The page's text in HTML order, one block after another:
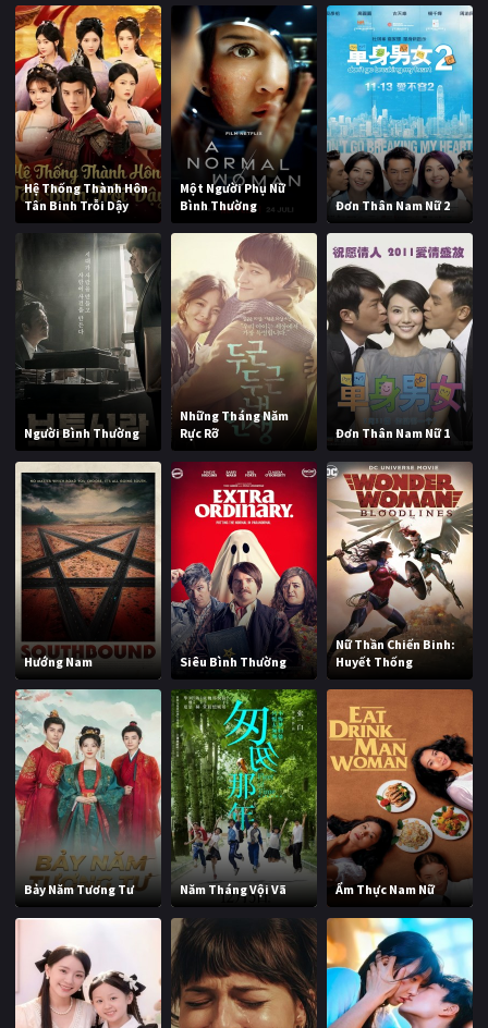
Hệ Thống Thành Hôn
Tân Binh Trỗi Dậy
Một Người Phụ Nữ
Bình Thường
Đơn Thân Nam Nữ 2
Người Bình Thường
Những Tháng Năm
Rực Rỡ
Đơn Thân Nam Nữ 1
Hướng Nam Siêu Bình Thường
Nữ Thần Chiến Binh:
Huyết Thống
Bảy Năm Tương Tư Năm Tháng Vội Vã Ẩm Thực Nam Nữ